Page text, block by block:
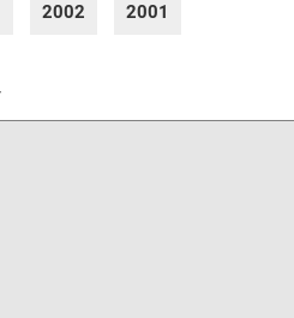
2002 2001